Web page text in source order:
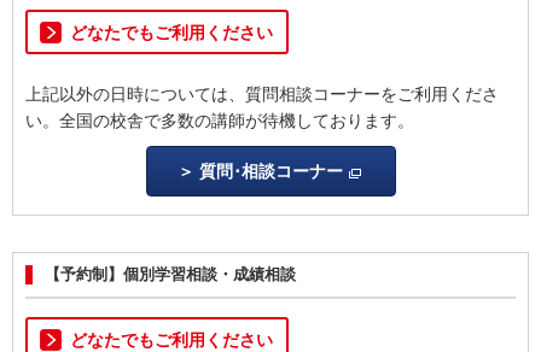
どなたでもご利用ください
上記以外の日時については、質問相談コーナーをご利用くださ
い。全国の校舎で多数の講師が待機しております。
質問･相談コーナー
【予約制】個別学習相談・成績相談
どなたでもご利用ください